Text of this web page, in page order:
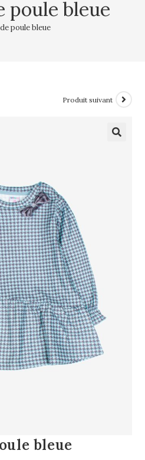
poule bleue
poule bleue
Produit suivant
bleue